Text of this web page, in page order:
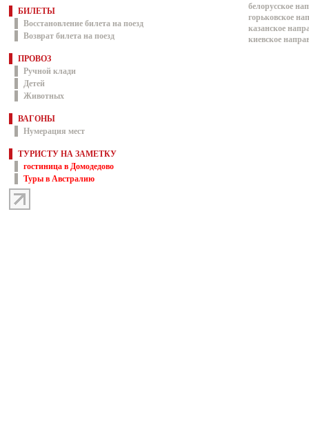
БИЛЕТЫ
Восстановление билета на поезд
Возврат билета на поезд
ПРОВОЗ
Ручной клади
Детей
Животных
ВАГОНЫ
Нумерация мест
ТУРИСТУ НА ЗАМЕТКУ
гостиница в Домодедово
Туры в Австралию
белорусское
горьковское
казанское
киевское